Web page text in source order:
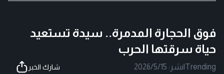
فوق الحجارة المدمرة.. سيدة تستعيد
حياة سرقتها الحرب
Trending
|نشر: 2026/5/15 شارك الخبر